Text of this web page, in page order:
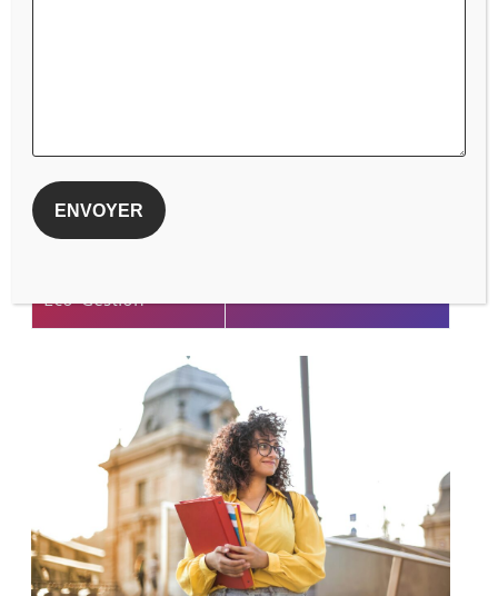
Espagnol
SVT
Eco-Gestion